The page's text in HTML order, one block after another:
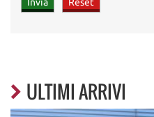
ULTIMI ARRIVI